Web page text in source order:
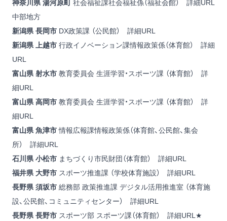
神奈川県 湯河原町 社会福祉課社会福祉係（福祉会館） 詳細URL
中部地方
新潟県 長岡市 DX政策課 （公民館） 詳細URL
新潟県 上越市 行政イノベーション課情報政策係（体育館） 詳細
URL
富山県 射水市 教育委員会 生涯学習・スポーツ課 （体育館） 詳
細URL
富山県高岡市 教育委員会 生涯学習・スポーツ課 （体育館） 詳
細URL
富山県 魚津市情報広報課情報政策係（体育館、公民館、集会
所） 詳細URL
石川県 小松市 まちづくり市民財団（体育館） 詳細URL
福井県 大野市 スポーツ推進課 （学校体育施設） 詳細URL
長野県 須坂市 総務部 政策推進課 デジタル活用推進室 （体育施
設、公民館、コミュニティセンター） 詳細URL
長野県 長野市 スポーツ部 スポーツ課（体育館） 詳細URL★